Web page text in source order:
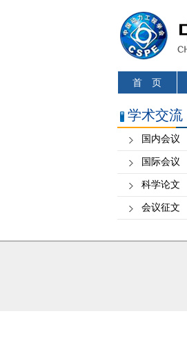
首 页
学术交流
国内会议
国际会议
科学论文
会议征文